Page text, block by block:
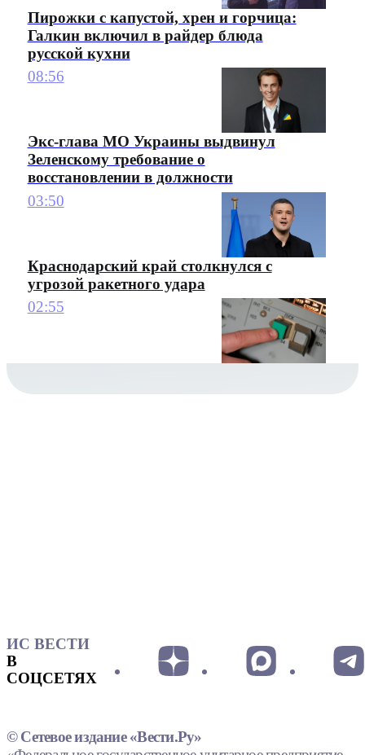
Пирожки с капустой, хрен и горчица:
Галкин включил в райдер блюда
русской кухни
08:56
Экс-глава МО Украины выдвинул
Зеленскому требование о
восстановлении в должности
03:50
Краснодарский край столкнулся с
угрозой ракетного удара
02:55
ИС ВЕСТИ
В
СОЦСЕТЯХ
© Сетевое издание «Вести.Ру»